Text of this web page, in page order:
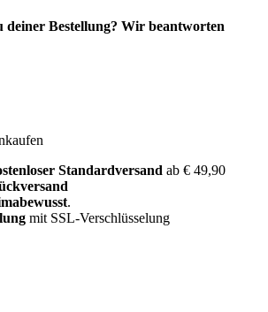
deiner Bestellung? Wir beantworten
Standardversand ab € 49,90
.
mit SSL-Verschlüsselung